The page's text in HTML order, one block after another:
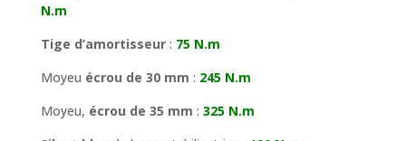
N.m
Tige d’amortisseur: 75 N.m
Moyeu écrou de 30 mm : 245 N.m
Moyeu, écrou de 35 mm : 325 N.m